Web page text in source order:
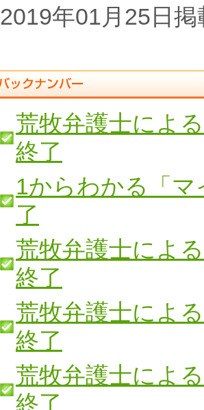
2019年01月25日掲
荒牧弁護士によ
終了
1からわかる「
了
荒牧弁護士によ
終了
荒牧弁護士によ
終了
荒牧弁護士によ
終了